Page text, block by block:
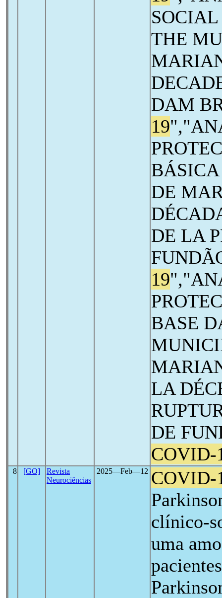
THE
DAM
19
DE
DE LA
19
BASE
LA
DE
COVID-
8 [GO]
Revista
Neurociências
2025―Feb―12 COVID-
clínico-
uma